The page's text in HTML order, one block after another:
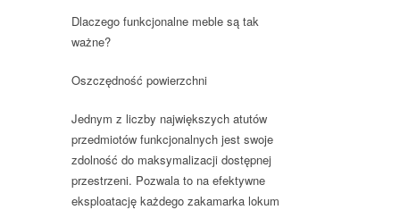
Dlaczego funkcjonalne meble są tak
ważne?
Oszczędność powierzchni
Jednym z liczby największych atutów
przedmiotów funkcjonalnych jest swoje
zdolność do maksymalizacji dostępnej
przestrzeni. Pozwala to na efektywne
eksploatację każdego zakamarka lokum